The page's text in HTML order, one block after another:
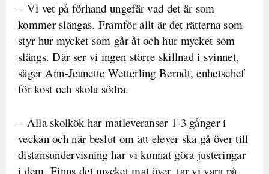
– Vi vet på förhand ungefär vad det är som
kommer slängas. Framför allt är det rätterna som
styr hur mycket som går åt och hur mycket som
slängs. Där ser vi ingen större skillnad i svinnet,
säger Ann-Jeanette Wetterling Berndt, enhetschef
för kost och skola södra.
– Alla skolkök har matleveranser 1-3 gånger i
veckan och när beslut om att elever ska gå över till
distansundervisning har vi kunnat göra justeringar
i dem. Finns det mycket mat över, tar vi vara på